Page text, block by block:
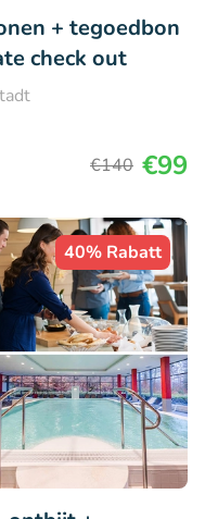
+ tegoedbon
check out
€140 €99
40% Rabatt